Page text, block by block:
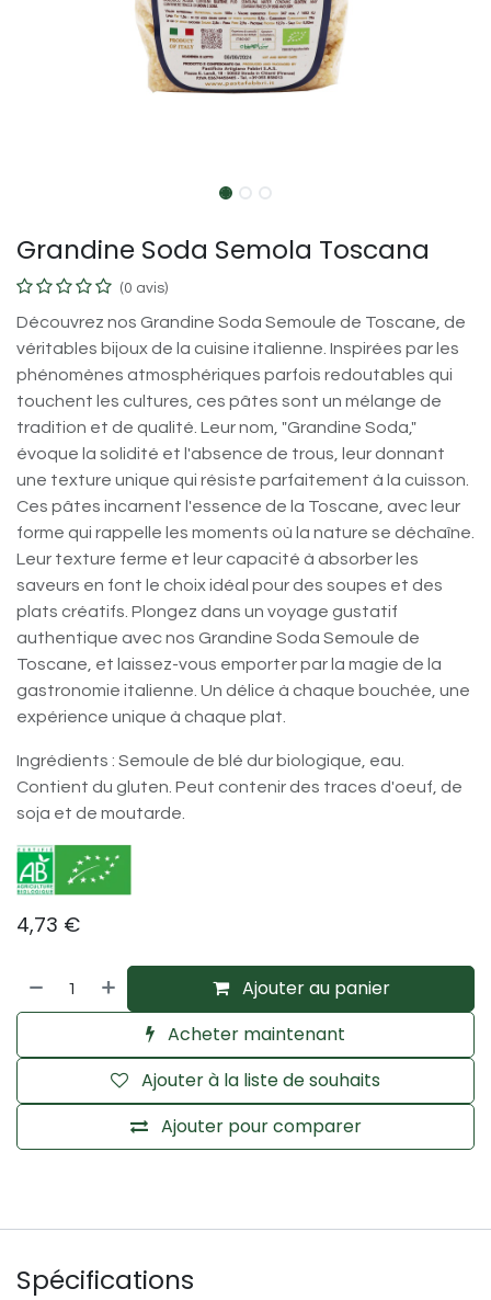
Grandine Soda Semola Toscana
(0 avis)
Découvrez nos Grandine Soda Semoule de Toscane, de
véritables bijoux de la cuisine italienne. Inspirées par les
phénomènes atmosphériques parfois redoutables qui
touchent les cultures, ces pâtes sont un mélange de
tradition et de qualité. Leur nom, "Grandine Soda,"
évoque la solidité et l'absence de trous, leur donnant
une texture unique qui résiste parfaitement à la cuisson.
Ces pâtes incarnent l'essence de la Toscane, avec leur
forme qui rappelle les moments où la nature se déchaîne.
Leur texture ferme et leur capacité à absorber les
saveurs en font le choix idéal pour des soupes et des
plats créatifs. Plongez dans un voyage gustatif
authentique avec nos Grandine Soda Semoule de
Toscane, et laissez-vous emporter par la magie de la
gastronomie italienne. Un délice à chaque bouchée, une
expérience unique à chaque plat.
Ingrédients : Semoule de blé dur biologique, eau.
Contient du gluten. Peut contenir des traces d'oeuf, de
soja et de moutarde.
4,73 €
Ajouter au panier
Acheter maintenant
Ajouter pour comparer
Ajouter à la liste de souhaits
Spécifications